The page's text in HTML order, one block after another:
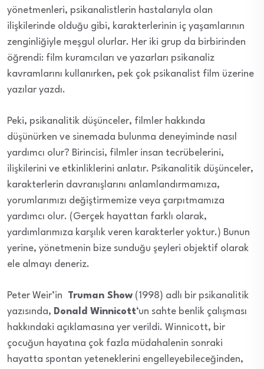
yönetmenleri, psikanalistlerin hastalarıyla olan
ilişkilerinde olduğu gibi, karakterlerinin iç yaşamlarının
zenginliğiyle meşgul olurlar. Her iki grup da birbirinden
öğrendi: film kuramcıları ve yazarları psikanaliz
kavramlarını kullanırken, pek çok psikanalist film üzerine
yazılar yazdı.
Peki, psikanalitik düşünceler, filmler hakkında
düşünürken ve sinemada bulunma deneyiminde nasıl
yardımcı olur? Birincisi, filmler insan tecrübelerini,
ilişkilerini ve etkinliklerini anlatır. Psikanalitik düşünceler,
karakterlerin davranışlarını anlamlandırmamıza,
yorumlarımızı değiştirmemize veya çarpıtmamıza
yardımcı olur. (Gerçek hayattan farklı olarak,
yardımlarımıza karşılık veren karakterler yoktur.) Bunun
yerine, yönetmenin bize sunduğu şeyleri objektif olarak
ele almayı deneriz.
Peter Weir’in Truman Show (1998) adlı bir psikanalitik
yazısında, Donald Winnicott‘un sahte benlik çalışması
hakkındaki açıklamasına yer verildi. Winnicott, bir
çocuğun hayatına çok fazla müdahalenin sonraki
hayatta spontan yeteneklerini engelleyebileceğinden,